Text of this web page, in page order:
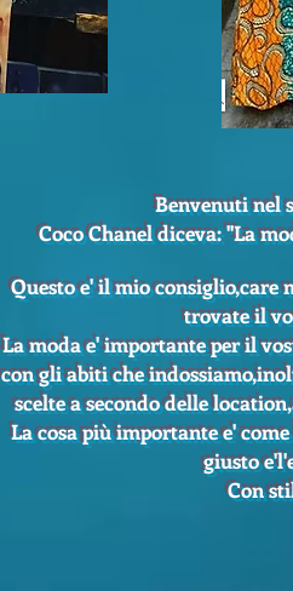
Benvenuti nel
Coco Chanel diceva: ''La
Questo e' il mio consiglio,care
trovate il
La moda e' importante per il
con gli abiti che
scelte a secondo delle
La cosa più importante e'
giusto
Con